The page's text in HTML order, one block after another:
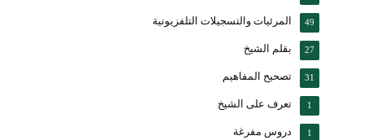
المرئيات والتسجيلات التلفزيونية 49
بقلم الشيخ 27
تصحيح المفاهيم 31
تعرف على الشيخ 1
دروس مفرغة 1